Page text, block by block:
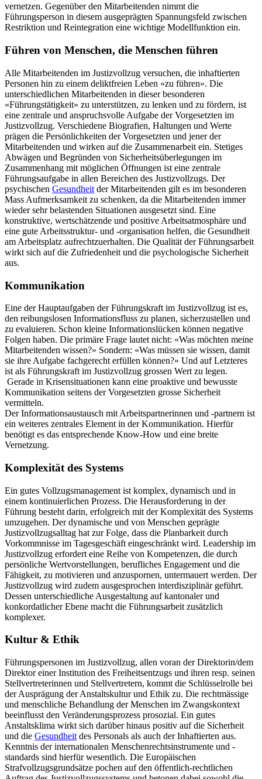
vernetzen. Gegenüber den Mitarbeitenden nimmt die
Führungsperson in diesem ausgeprägten Spannungsfeld zwischen
Restriktion und Reintegration eine wichtige Modellfunktion ein.
Führen von Menschen, die Menschen führen
Alle Mitarbeitenden im Justizvollzug versuchen, die inhaftierten
Personen hin zu einem deliktfreien Leben «zu führen». Die
unterschiedlichen Mitarbeitenden in dieser besonderen
«Führungstätigkeit» zu unterstützen, zu lenken und zu fördern, ist
eine zentrale und anspruchsvolle Aufgabe der Vorgesetzten im
Justizvollzug. Verschiedene Biografien, Haltungen und Werte
prägen die Persönlichkeiten der Vorgesetzten und jener der
Mitarbeitenden und wirken auf die Zusammenarbeit ein. Stetiges
Abwägen und Begründen von Sicherheitsüberlegungen im
Zusammenhang mit möglichen Öffnungen ist eine zentrale
Führungsaufgabe in allen Bereichen des Justizvollzugs. Der
psychischen Gesundheit der Mitarbeitenden gilt es im besonderen
Mass Aufmerksamkeit zu schenken, da die Mitarbeitenden immer
wieder sehr belastenden Situationen ausgesetzt sind. Eine
konstruktive, wertschätzende und positive Arbeitsatmosphäre und
eine gute Arbeitsstruktur- und -organisation helfen, die Gesundheit
am Arbeitsplatz aufrechtzuerhalten. Die Qualität der Führungsarbeit
wirkt sich auf die Zufriedenheit und die psychologische Sicherheit
aus.
Kommunikation
Eine der Hauptaufgaben der Führungskraft im Justizvollzug ist es,
den reibungslosen Informationsfluss zu planen, sicherzustellen und
zu evaluieren. Schon kleine Informationslücken können negative
Folgen haben. Die primäre Frage lautet nicht: «Was möchten meine
Mitarbeitenden wissen?» Sondern: «Was müssen sie wissen, damit
sie ihre Aufgabe fachgerecht erfüllen können?» Und auf Letzteres
ist als Führungskraft im Justizvollzug grossen Wert zu legen.
Gerade in Krisensituationen kann eine proaktive und bewusste
Kommunikation seitens der Vorgesetzten grosse Sicherheit
vermitteln.
Der Informationsaustausch mit Arbeitspartnerinnen und -partnern ist
ein weiteres zentrales Element in der Kommunikation. Hierfür
benötigt es das entsprechende Know-How und eine breite
Vernetzung.
Komplexität des Systems
Ein gutes Vollzugsmanagement ist komplex, dynamisch und in
einem kontinuierlichen Prozess. Die Herausforderung in der
Führung besteht darin, erfolgreich mit der Komplexität des Systems
umzugehen. Der dynamische und von Menschen geprägte
Justizvollzugsalltag hat zur Folge, dass die Planbarkeit durch
Vorkommnisse im Tagesgeschäft eingeschränkt wird. Leadership im
Justizvollzug erfordert eine Reihe von Kompetenzen, die durch
persönliche Wertvorstellungen, berufliches Engagement und die
Fähigkeit, zu motivieren und anzuspornen, untermauert werden. Der
Justizvollzug wird zudem ausgesprochen interdisziplinär geführt.
Dessen unterschiedliche Ausgestaltung auf kantonaler und
konkordatlicher Ebene macht die Führungsarbeit zusätzlich
komplexer.
Kultur & Ethik
Führungspersonen im Justizvollzug, allen voran der Direktorin/dem
Direktor einer Institution des Freiheitsentzugs und ihren resp. seinen
Stellvertreterinnen und Stellvertretern, kommt die Schlüsselrolle bei
der Ausprägung der Anstaltskultur und Ethik zu. Die rechtmässige
und menschliche Behandlung der Menschen im Zwangskontext
beeinflusst den Veränderungsprozess prosozial. Ein gutes
Anstaltsklima wirkt sich darüber hinaus positiv auf die Sicherheit
und die Gesundheit des Personals als auch der Inhaftierten aus.
Kenntnis der internationalen Menschenrechtsinstrumente und -
standards sind hierfür wesentlich. Die Europäischen
Strafvollzugsgrundsätze pochen auf den öffentlich-rechtlichen